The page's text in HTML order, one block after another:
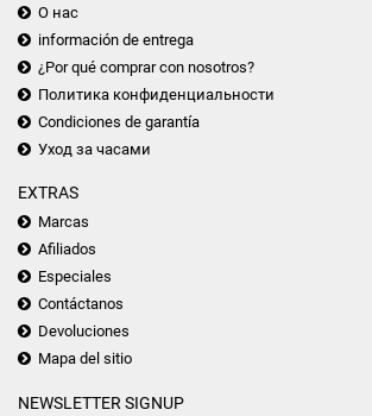
О нас
información de entrega
¿Por qué comprar con nosotros?
Политика конфиденциальности
Condiciones de garantía
Уход за часами
EXTRAS
Marcas
Afiliados
Especiales
Contáctanos
Devoluciones
Mapa del sitio
NEWSLETTER SIGNUP